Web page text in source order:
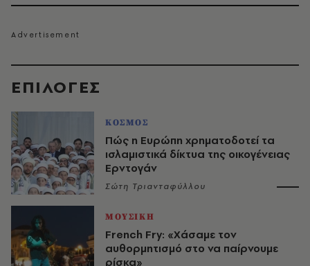
EΠΙΛΟΓΈΣ
ΚΟΣΜΟΣ
Πώς η Ευρώπη χρηματοδοτεί τα
ισλαμιστικά δίκτυα της οικογένειας
Ερντογάν
Σώτη Τριανταφύλλου
ΜΟΥΣΙΚΗ
French Fry: «Χάσαμε τον
αυθορμητισμό στο να παίρνουμε
ρίσκα»